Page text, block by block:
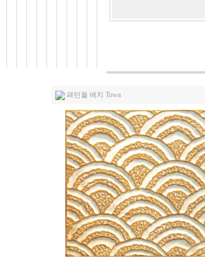
패턴월 배치 Towa